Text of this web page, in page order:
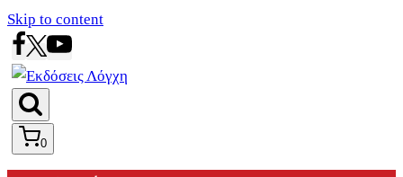
Skip to content
0